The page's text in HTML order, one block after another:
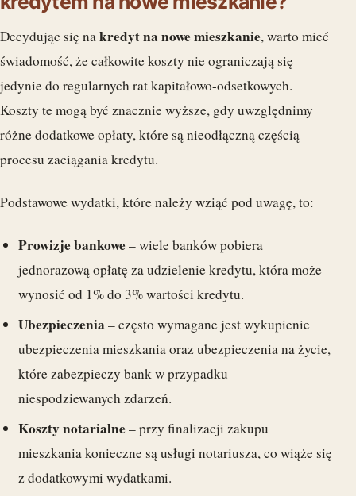
Decydując się nakredyt na nowe mieszkanie, warto mieć
świadomość, że całkowite koszty nie ograniczają się
jedynie do regularnych rat kapitałowo-odsetkowych.
Koszty te mogą być znacznie wyższe, gdy uwzględnimy
różne dodatkowe opłaty, które są nieodłączną częścią
procesu zaciągania kredytu.
Podstawowe wydatki, które należy wziąć pod uwagę, to:
Prowizje bankowe– wiele banków pobiera
jednorazową opłatę za udzielenie kredytu, która może
wynosić od 1% do 3% wartości kredytu.
Ubezpieczenia – często wymagane jest wykupienie
ubezpieczenia mieszkania oraz ubezpieczenia na życie,
które zabezpieczy bank w przypadku
niespodziewanych zdarzeń.
Koszty notarialne– przy finalizacji zakupu
mieszkania konieczne są usługi notariusza, co wiąże się
z dodatkowymi wydatkami.